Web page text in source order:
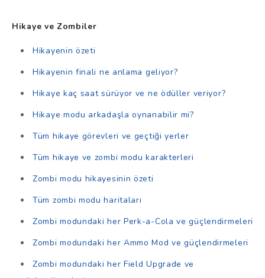
Hikaye ve Zombiler
Hikayenin özeti
Hikayenin finali ne anlama geliyor?
Hikaye kaç saat sürüyor ve ne ödüller veriyor?
Hikaye modu arkadaşla oynanabilir mi?
Tüm hikaye görevleri ve geçtiği yerler
Tüm hikaye ve zombi modu karakterleri
Zombi modu hikayesinin özeti
Tüm zombi modu haritaları
Zombi modundaki her Perk-a-Cola ve güçlendirmeleri
Zombi modundaki her Ammo Mod ve güçlendirmeleri
Zombi modundaki her Field Upgrade ve